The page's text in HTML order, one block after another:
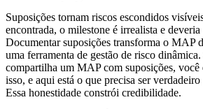
Suposições tornam riscos escondidos
encontrada, o milestone é irrealista e deveria
Documentar suposições transforma o MAP
uma ferramenta de gestão de risco
compartilha um MAP com suposições, você
isso, e aqui está o que precisa ser
Essa honestidade constrói credibilidade.